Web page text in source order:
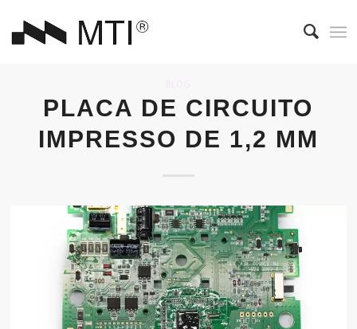
PLACA DE CIRCUITO
IMPRESSO DE 1,2 MM